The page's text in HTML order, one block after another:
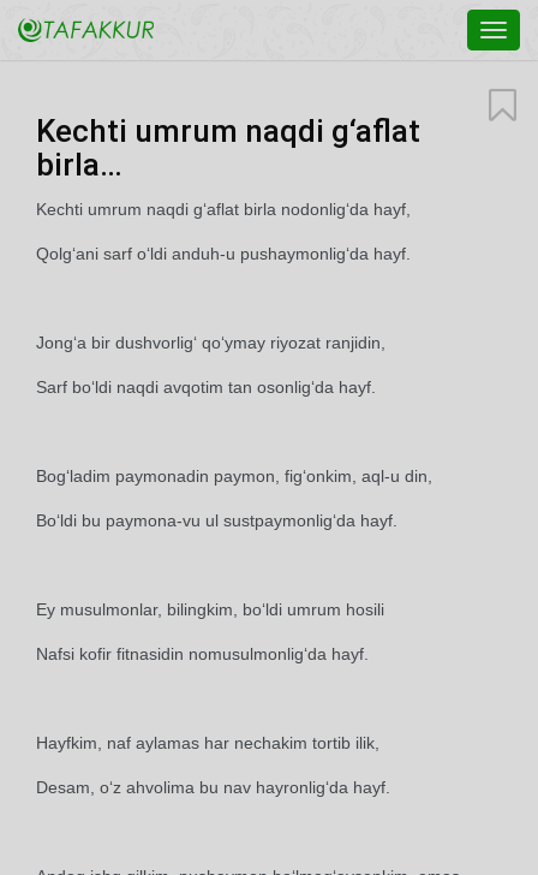
Kechti umrum naqdi g‘aflat
birla…
Kechti umrum naqdi g‘aflat birla nodonlig‘da hayf,
Qolg‘ani sarf o‘ldi anduh-u pushaymonlig‘da hayf.
Jong‘a bir dushvorlig‘ qo‘ymay riyozat ranjidin,
Sarf bo‘ldi naqdi avqotim tan osonlig‘da hayf.
Bog‘ladim paymonadin paymon, fig‘onkim, aql-u din,
Bo‘ldi bu paymona-vu ul sustpaymonlig‘da hayf.
Ey musulmonlar, bilingkim, bo‘ldi umrum hosili
Nafsi kofir fitnasidin nomusulmonlig‘da hayf.
Hayfkim, naf aylamas har nechakim tortib ilik,
Desam, o‘z ahvolima bu nav hayronlig‘da hayf.